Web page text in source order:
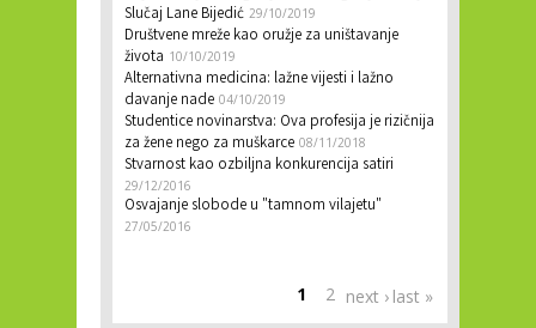
Slučaj Lane Bijedić 29/10/2019
Društvene mreže kao oružje za uništavanje
života 10/10/2019
Alternativna medicina: lažne vijesti i lažno
davanje nade 04/10/2019
Studentice novinarstva: Ova profesija je rizičnija
za žene nego za muškarce 08/11/2018
Stvarnost kao ozbiljna konkurencija satiri
29/12/2016
Osvajanje slobode u "tamnom vilajetu"
27/05/2016
1 2 next › last »